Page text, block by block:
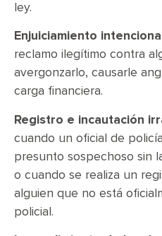
ley.
Enjuiciamiento
reclamo ilegítimo contra
avergonzarlo, causarle
carga financiera.
Registro e incautación
cuando un oficial de
presunto sospechoso sin
o cuando se realiza un
alguien que no está
policial.